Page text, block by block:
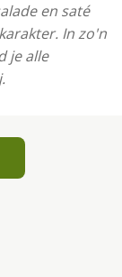
en saté
In zo'n
je alle